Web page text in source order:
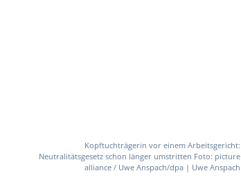
Kopftuchträgerin vor einem Arbeitsgericht:
Neutralitätsgesetz schon länger umstritten Foto: picture
alliance / Uwe Anspach/dpa | Uwe Anspach